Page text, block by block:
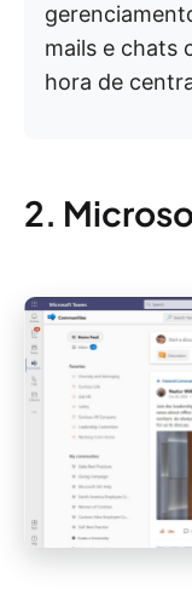
mails e chats
hora de
2.